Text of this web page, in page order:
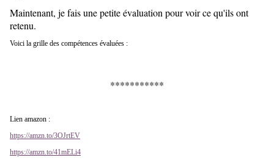
Maintenant, je fais une petite évaluation pour voir ce qu'ils ont
retenu.
Voici la grille des compétences évaluées :
***********
Lien amazon :
https://amzn.to/3OJrtEV
https://amzn.to/41mELi4